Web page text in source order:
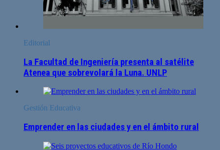
Editorial
La Facultad de Ingeniería presenta al satélite
Atenea que sobrevolará la Luna. UNLP
Gestión Educativa
Emprender en las ciudades y en el ámbito rural